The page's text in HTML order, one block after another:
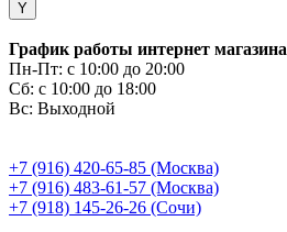
График работы интернет магазина
Пн-Пт: с 10:00 до 20:00
Сб: с 10:00 до 18:00
Вс: Выходной
+7 (916) 420-65-85 (Москва)
+7 (916) 483-61-57 (Москва)
+7 (918) 145-26-26 (Сочи)